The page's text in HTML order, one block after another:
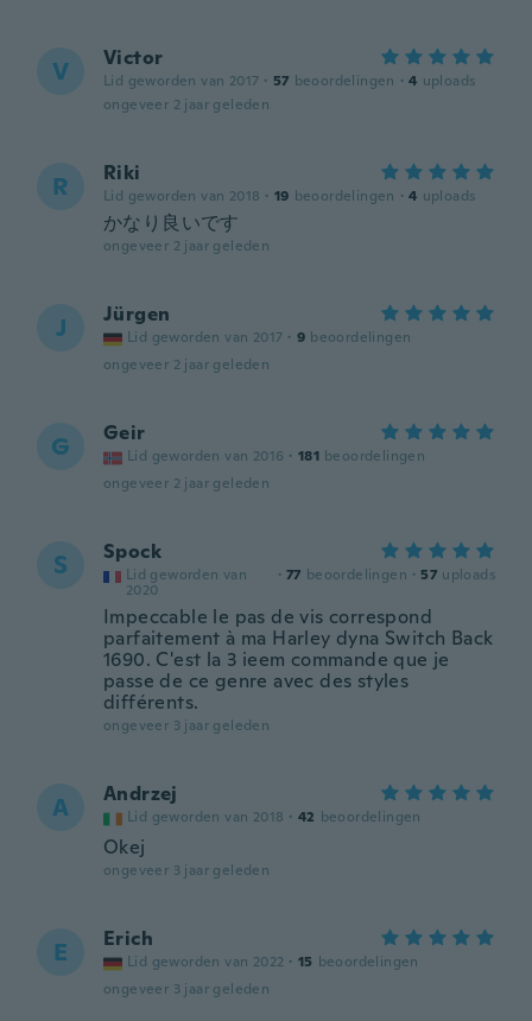
V Victor
Lid geworden van 2017 · 57 beoordelingen · 4 uploads
ongeveer 2 jaar geleden
R Riki
Lid geworden van 2018 · 19 beoordelingen · 4 uploads
かなり良いです
ongeveer 2 jaar geleden
J Jürgen
Lid geworden van 2017 · 9 beoordelingen
ongeveer 2 jaar geleden
G Geir
Lid geworden van 2016 · 181 beoordelingen
ongeveer 2 jaar geleden
S Spock
Lid geworden van
2020
· 77 beoordelingen · 57 uploads
Impeccable le pas de vis correspond
parfaitement à ma Harley dyna Switch Back
1690. C'est la 3 ieem commande que je
passe de ce genre avec des styles
différents.
ongeveer 3 jaar geleden
A Andrzej
Lid geworden van 2018 · 42 beoordelingen
Okej
ongeveer 3 jaar geleden
E Erich
Lid geworden van 2022 · 15 beoordelingen
ongeveer 3 jaar geleden